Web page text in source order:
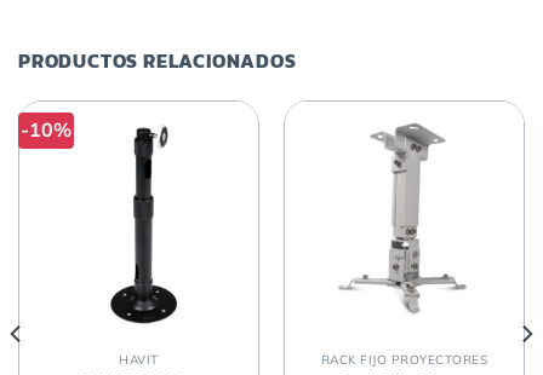
PRODUCTOS RELACIONADOS
-10%
HAVIT RACK FIJO PROYECTORES